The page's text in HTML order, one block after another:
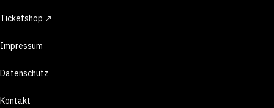
Ticketshop ↗
Impressum
Datenschutz
Kontakt